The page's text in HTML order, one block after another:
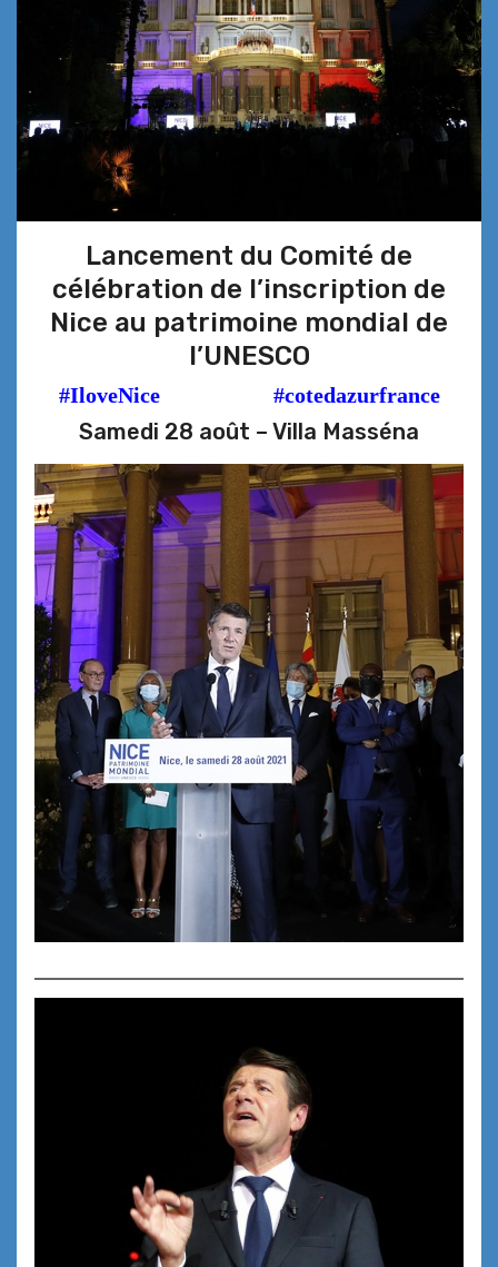
Lancement du Comité de
célébration de l’inscription de
Nice au patrimoine mondial de
l’UNESCO
#IloveNice #cotedazurfrance
Samedi 28 août – Villa Masséna